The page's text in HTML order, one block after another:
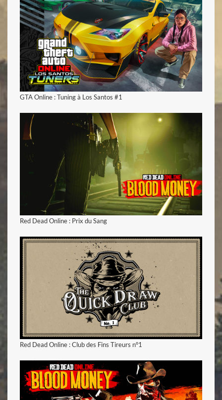
GTA Online : Tuning à Los Santos #1
voir la vidéo
Red Dead Online : Prix du Sang
voir la vidéo
Red Dead Online : Club des Fins Tireurs n°1
voir la vidéo